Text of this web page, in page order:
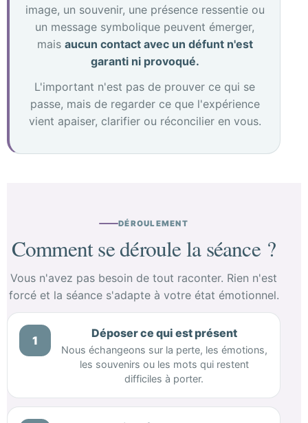
image, un souvenir, une présence ressentie ou
un message symbolique peuvent émerger,
mais aucun contact avec un défunt n'est
garanti ni provoqué.
L'important n'est pas de prouver ce qui se
passe, mais de regarder ce que l'expérience
vient apaiser, clarifier ou réconcilier en vous.
DÉROULEMENT
Comment se déroule la séance ?
Vous n'avez pas besoin de tout raconter. Rien n'est
forcé et la séance s'adapte à votre état émotionnel.
1
Déposer ce qui est présent
Nous échangeons sur la perte, les émotions,
les souvenirs ou les mots qui restent
difficiles à porter.